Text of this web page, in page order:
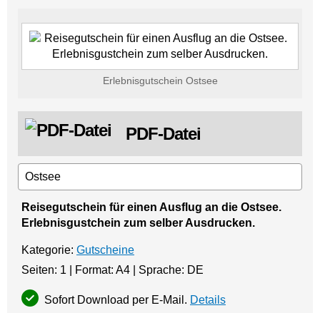
Erlebnisgutschein Ostsee
PDF-Datei
Reisegutschein für einen Ausflug an die Ostsee.
Erlebnisgustchein zum selber Ausdrucken.
Kategorie: Gutscheine
Seiten: 1 | Format: A4 | Sprache: DE
Sofort Download per E-Mail. Details